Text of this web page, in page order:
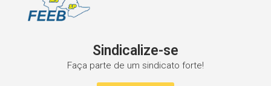
Sindicalize-se
Faça parte de um sindicato forte!